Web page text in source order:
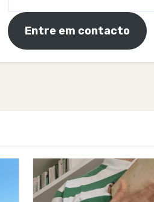
Entre em contacto